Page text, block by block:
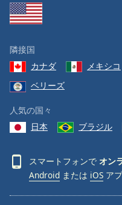
隣接国
カナダ
メキシコ
ベリーズ
人気の国々
日本
ブラジル
スマートフォンで オン
Android または iOS ア